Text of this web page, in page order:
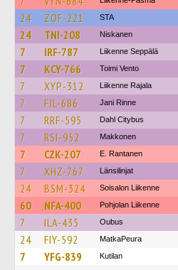
24 ZOF-221 STA
24 TNI-208 Niskanen
7 IRF-787 Liikenne Seppälä
7 KCY-766 Toimi Vento
7 XYP-312 Liikenne Rajala
7 FJL-686 Jani Rinne
7 RRF-595 Dahl Citybus
7 RSI-952 Makkonen
7 CZK-207 E. Rantanen
7 XHZ-767 Länsilinjat
24 BSM-324 Soisalon Liikenne
60 NFA-400 Pohjolan Liikenne
7 ILA-435 Oubus
24 FIY-592 MatkaPeura
7 YFG-839 Kutilan